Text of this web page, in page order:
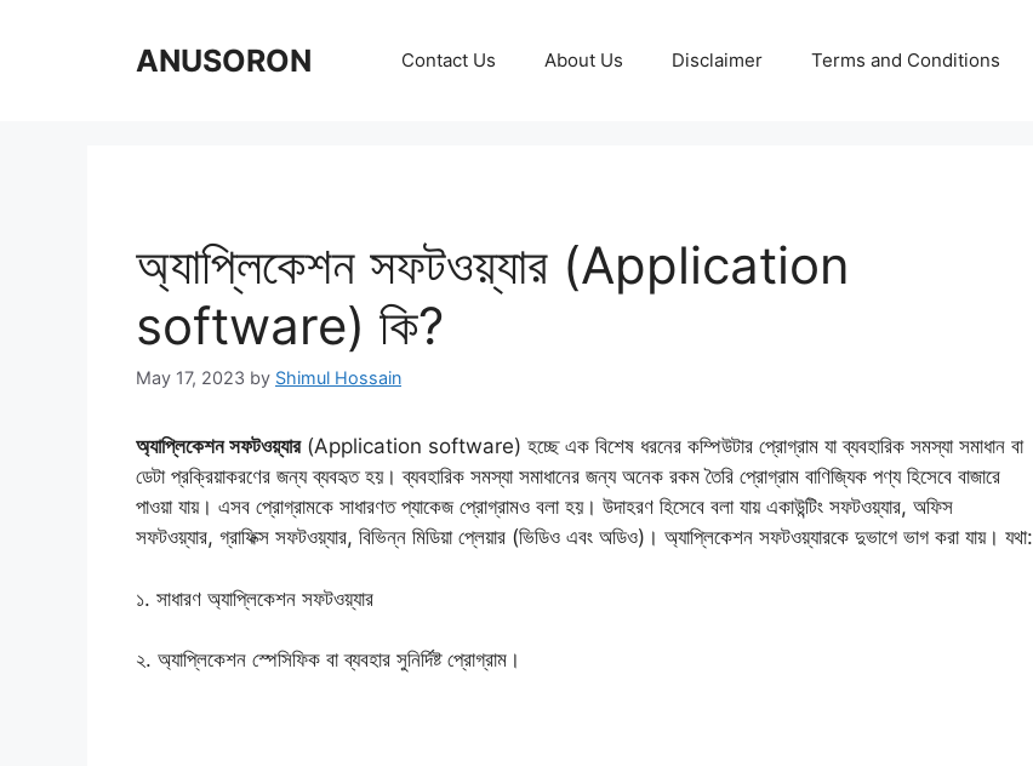
ANUSORON Contact Us About Us Disclaimer Terms and Conditions
অ্যাপ্লিকেশন সফটওয়্যার (Application
software) কি?
May 17, 2023 by Shimul Hossain
অ্যাপ্লিকেশন সফটওয়্যার(Application software) হচ্ছে এক বিশেষ ধরনের কম্পিউটার প্রোগ্রাম যা ব্যবহারিক সমস্যা সমাধান বা
ডেটা প্রক্রিয়াকরণের জন্য ব্যবহৃত হয়। ব্যবহারিক সমস্যা সমাধানের জন্য অনেক রকম তৈরি প্রোগ্রাম বাণিজ্যিক পণ্য হিসেবে বাজারে
পাওয়া যায়। এসব প্রোগ্রামকে সাধারণত প্যাকেজ প্রোগ্রামও বলা হয়। উদাহরণ হিসেবে বলা যায় একাউন্টিং সফটওয়্যার, অফিস
সফটওয়্যার, গ্রাফিক্স সফটওয়্যার, বিভিন্ন মিডিয়া প্লেয়ার (ভিডিও এবং অডিও)। অ্যাপ্লিকেশন সফটওয়্যারকে দুভাগে ভাগ করা যায়। যথা:
১. সাধারণ অ্যাপ্লিকেশন সফটওয়্যার
২. অ্যাপ্লিকেশন স্পেসিফিক বা ব্যবহার সুনির্দিষ্ট প্রোগ্রাম।